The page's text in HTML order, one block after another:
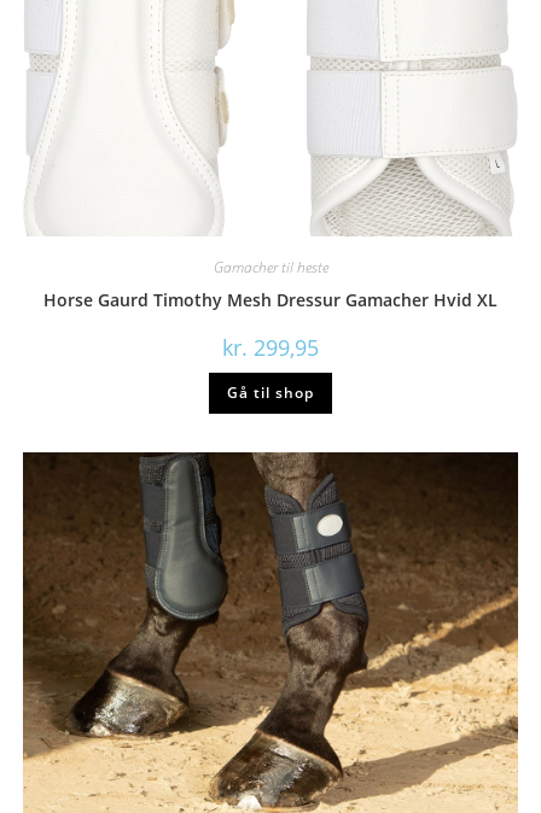
Gamacher til heste
Horse Gaurd Timothy Mesh Dressur Gamacher Hvid XL
kr. 299,95
Gå til shop